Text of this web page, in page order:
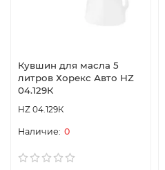
Кувшин для масла 5
литров Хорекс Авто HZ
04.129К
HZ 04.129К
0